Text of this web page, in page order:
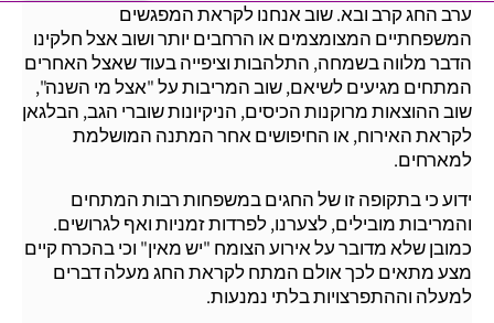
ערב החג קרב ובא. שוב אנחנו לקראת המפגשים
המשפחתיים המצומצמים או הרחבים יותר ושוב אצל חלקינו
הדבר מלווה בשמחה, התלהבות וציפייה בעוד שאצל האחרים
המתחים מגיעים לשיאם, שוב המריבות על "אצל מי השנה",
שוב ההוצאות מרוקנות הכיסים, הניקיונות שוברי הגב, הבלגאן
לקראת האירוח, או החיפושים אחר המתנה המושלמת
למארחים.
ידוע כי בתקופה זו של החגים במשפחות רבות המתחים
והמריבות מובילים, לצערנו, לפרדות זמניות ואף לגרושים.
כמובן שלא מדובר על אירוע הצומח "יש מאין" וכי בהכרח קיים
מצע מתאים לכך אולם המתח לקראת החג מעלה דברים
למעלה וההתפרצויות בלתי נמנעות.